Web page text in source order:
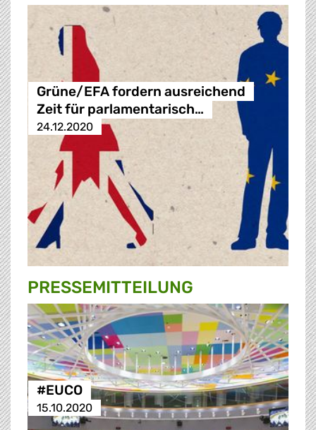
Grüne/EFA fordern ausreichend
Zeit für parlamentarisch…
24.12.2020
PRESSE­MITTEILUNG
#EUCO
15.10.2020